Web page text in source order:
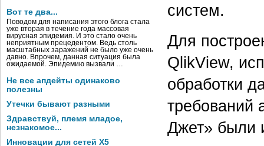
Вот те два...
Поводом для написания этого блога стала
уже вторая в течение года массовая
вирусная эпидемия. И это стало очень
неприятным прецедентом. Ведь столь
масштабных заражений не было уже очень
давно. Впрочем, данная ситуация была
ожидаемой. Эпидемию вызвали …
Не все апдейты одинаково
полезны
Утечки бывают разными
Здравствуй, племя младое,
незнакомое...
Инновации для сетей X5
систем.
Для
QlikView,
обработки
требований
Джет» были